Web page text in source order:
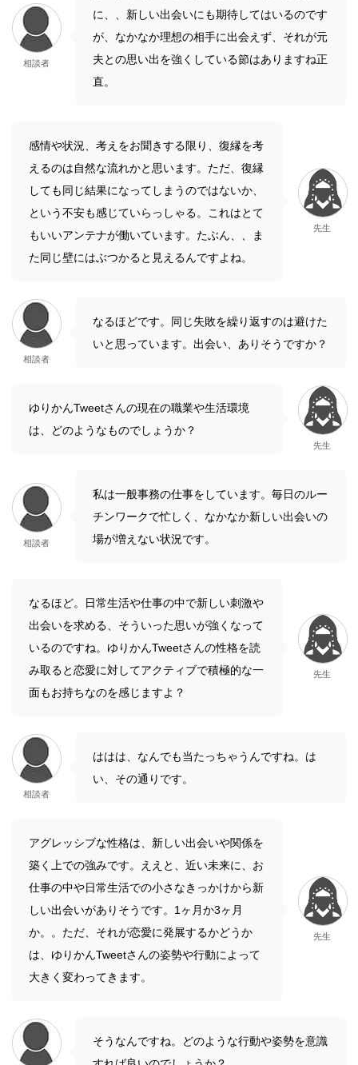
相談者
に、、新しい出会いにも期待してはいるのです
が、なかなか理想の相手に出会えず、それが元
夫との思い出を強くしている節はありますね正
直。
感情や状況、考えをお聞きする限り、復縁を考
えるのは自然な流れかと思います。ただ、復縁
しても同じ結果になってしまうのではないか、
という不安も感じていらっしゃる。これはとて
もいいアンテナが働いています。たぶん、、ま
た同じ壁にはぶつかると見えるんですよね。
先生
相談者
なるほどです。同じ失敗を繰り返すのは避けた
いと思っています。出会い、ありそうですか？
ゆりかんTweetさんの現在の職業や生活環境
は、どのようなものでしょうか？
先生
相談者
私は一般事務の仕事をしています。毎日のルー
チンワークで忙しく、なかなか新しい出会いの
場が増えない状況です。
なるほど。日常生活や仕事の中で新しい刺激や
出会いを求める、そういった思いが強くなって
いるのですね。ゆりかんTweetさんの性格を読
み取ると恋愛に対してアクティブで積極的な一
面もお持ちなのを感じますよ？
先生
相談者
ははは、なんでも当たっちゃうんですね。は
い、その通りです。
アグレッシブな性格は、新しい出会いや関係を
築く上での強みです。ええと、近い未来に、お
仕事の中や日常生活での小さなきっかけから新
しい出会いがありそうです。1ヶ月か3ヶ月
か。。ただ、それが恋愛に発展するかどうか
は、ゆりかんTweetさんの姿勢や行動によって
大きく変わってきます。
先生
そうなんですね。どのような行動や姿勢を意識